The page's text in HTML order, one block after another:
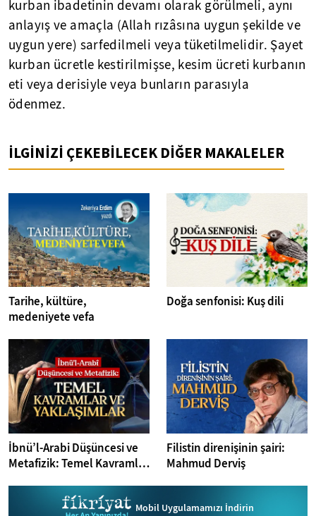
kurban ibadetinin devamı olarak görülmeli, aynı
anlayış ve amaçla (Allah rızâsına uygun şekilde ve
uygun yere) sarfedilmeli veya tüketilmelidir. Şayet
kurban ücretle kestirilmişse, kesim ücreti kurbanın
eti veya derisiyle veya bunların parasıyla
ödenmez.
İLGİNİZİ ÇEKEBİLECEK DİĞER MAKALELER
Tarihe, kültüre,
medeniyete vefa
Doğa senfonisi: Kuş dili
İbnü’l-Arabi Düşüncesi ve
Metafizik: Temel Kavramlar
Filistin direnişinin şairi:
Mahmud Derviş
Mobil Uygulamamızı İndirin